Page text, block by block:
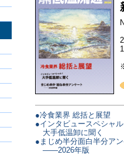
●冷食業界 総括と展望
●インタビュースペシャ
大手低温卸に聞く
●まじめ半分面白半分ア
——2026年版